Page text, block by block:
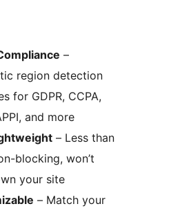
–
region detection
for GDPR, CCPA,
and more
– Less than
blocking, won’t
your site
– Match your